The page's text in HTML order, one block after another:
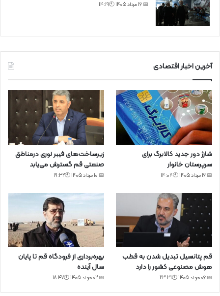
📅 16 مرداد 1405 🕙14:19
آخرین اخبار اقتصادی
شارژ دور جدید کالابرگ برای
سرپرستان خانوار
📅 16 مرداد 1405 🕙14:04
زیرساخت‌های فیبر نوری درمناطق
صنعتی قم گسترش می‌یابد
📅 10 مرداد 1405 🕙19:32
قم پتانسیل تبدیل شدن به قطب
هوش مصنوعی کشور را دارد
📅 06 مرداد 1405 🕙23:31
بهره‌برداری از فرودگاه قم تا پایان
سال آینده
📅 02 مرداد 1405 🕙18:47